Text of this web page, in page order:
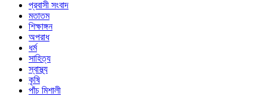
প্রবাসী সংবাদ
মতাতম
শিক্ষাঙ্গন
অপরাধ
ধর্ম
সাহিত্য
স্বাস্থ্য
কৃষি
পাঁচ মিশালী